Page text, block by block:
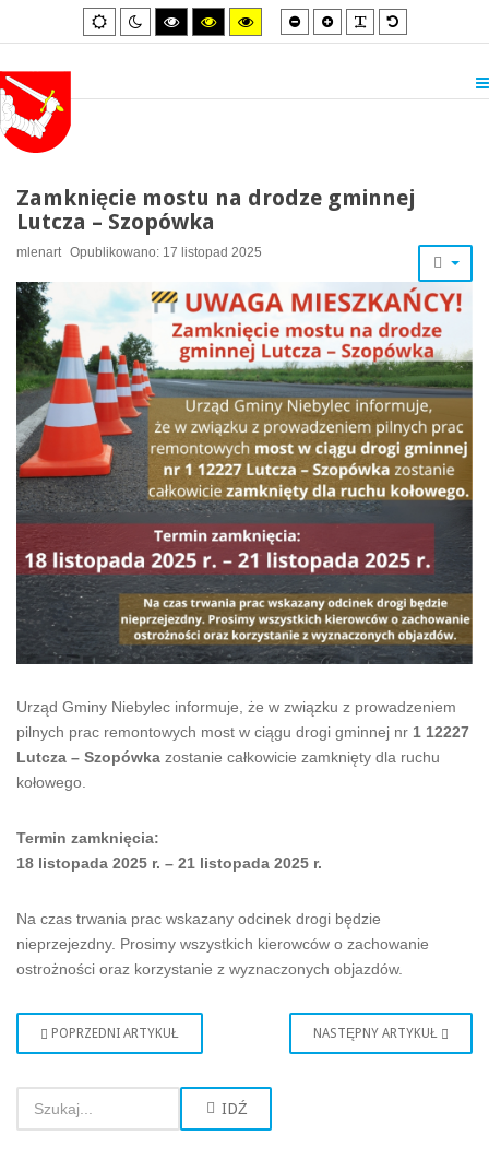
Default
mode
Night
mode
High
contrast
High
contrast
High
contrast
Smaller
font
Larger
font
Default
font
Zamknięcie mostu na drodze gminnej
Lutcza – Szopówka
mlenart Opublikowano: 17 listopad 2025
Urząd Gminy Niebylec informuje, że w związku z prowadzeniem
pilnych prac remontowych most w ciągu drogi gminnej nr 1 12227
Lutcza – Szopówka zostanie całkowicie zamknięty dla ruchu
kołowego.
Termin zamknięcia:
18 listopada 2025 r. – 21 listopada 2025 r.
Na czas trwania prac wskazany odcinek drogi będzie
nieprzejezdny. Prosimy wszystkich kierowców o zachowanie
ostrożności oraz korzystanie z wyznaczonych objazdów.
POPRZEDNI ARTYKUŁ NASTĘPNY ARTYKUŁ
IDŹ